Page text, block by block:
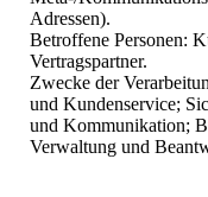
Adressen).
Betroffene Personen:
Vertragspartner.
Zwecke der
und Kundenservice;
und Kommunikation;
Verwaltung und